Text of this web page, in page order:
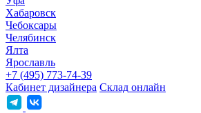
Хабаровск
Чебоксары
Челябинск
Ялта
Ярославль
+7 (495) 773-74-39
Кабинет дизайнера Склад онлайн